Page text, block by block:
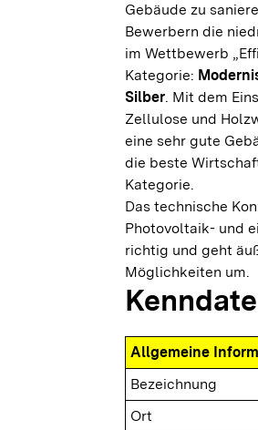
Gebäude zu
Bewerbern die
im Wettbewerb
Kategorie:
Silber. Mit dem
Zellulose und
eine sehr gute
die beste
Kategorie.
Das technische
Photovoltaik- und
richtig und geht
Möglichkeiten um.
Allgemeine
Bezeichnung
Ort